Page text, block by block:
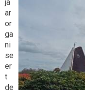
ja
ar
or
ga
ni
se
er
t
de